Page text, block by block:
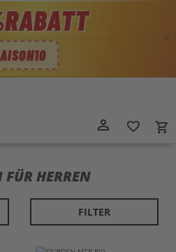
RABATT
person_outline favorite_border local_grocery_store
HERREN
FILTER